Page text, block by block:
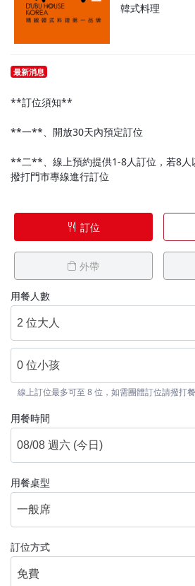
韓式料理
最新消息
**訂位須知**
**一**、開放30天內預定訂位
**二**、線上預約提供1-8人訂位，若8人
撥打門市專線進行訂位
訂位
外帶
用餐人數
2 位大人
0 位小孩
線上訂位最多可至 8 位，如需團體訂位請撥打
用餐時間
用餐桌型
一般席
訂位方式
免費